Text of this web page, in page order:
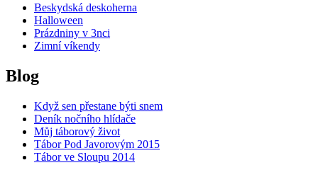
Beskydská deskoherna
Halloween
Prázdniny v 3nci
Zimní víkendy
Blog
Když sen přestane býti snem
Deník nočního hlídače
Můj táborový život
Tábor Pod Javorovým 2015
Tábor ve Sloupu 2014